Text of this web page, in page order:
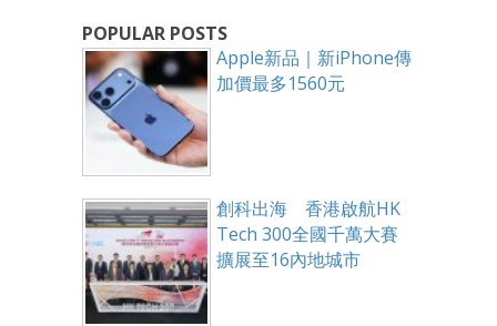
POPULAR POSTS
Apple新品｜新iPhone傳
加價最多1560元
創科出海 香港啟航HK
Tech 300全國千萬大賽
擴展至16內地城市